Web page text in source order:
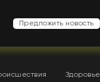
Предложить новость
Здоровье